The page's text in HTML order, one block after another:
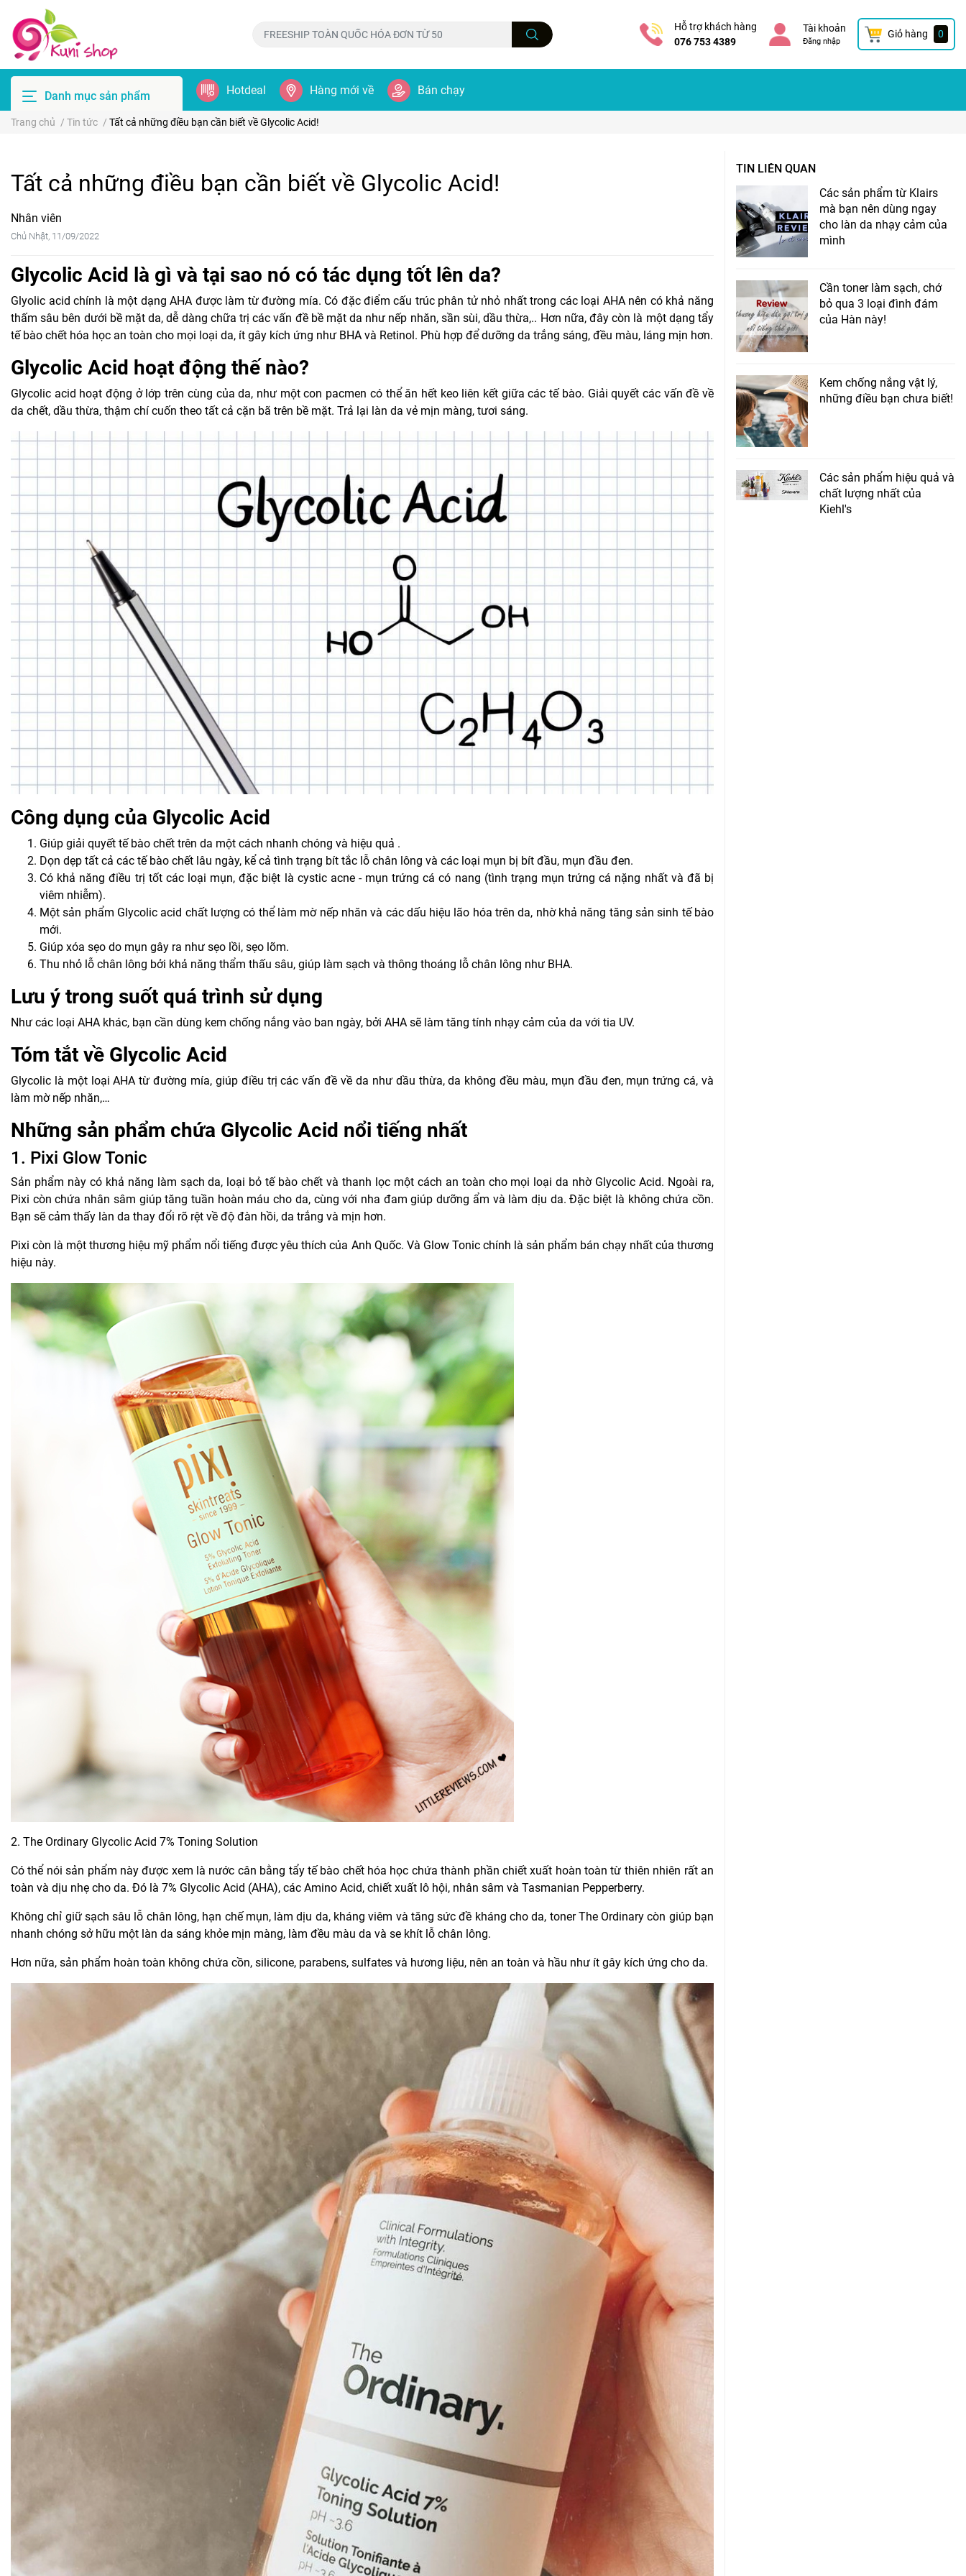
Hỗ trợ khách hàng
076 753 4389
Tài khoản
Đăng nhập
Giỏ hàng 0
Danh mục sản phẩm Hotdeal Hàng mới về Bán chạy
Trang chủ / Tin tức / Tất cả những điều bạn cần biết về Glycolic Acid!
Tất cả những điều bạn cần biết về Glycolic Acid!
Nhân viên
Chủ Nhật, 11/09/2022
Glycolic Acid là gì và tại sao nó có tác dụng tốt lên da?
Glyolic acid chính là một dạng AHA được làm từ đường mía. Có đặc điểm cấu trúc phân tử nhỏ nhất trong các loại AHA nên có khả năng
thấm sâu bên dưới bề mặt da, dễ dàng chữa trị các vấn đề bề mặt da như nếp nhăn, sần sùi, dầu thừa,.. Hơn nữa, đây còn là một dạng tẩy
tế bào chết hóa học an toàn cho mọi loại da, ít gây kích ứng như BHA và Retinol. Phù hợp để dưỡng da trắng sáng, đều màu, láng mịn hơn.
Glycolic Acid hoạt động thế nào?
Glycolic acid hoạt động ở lớp trên cùng của da, như một con pacmen có thể ăn hết keo liên kết giữa các tế bào. Giải quyết các vấn đề về
da chết, dầu thừa, thậm chí cuốn theo tất cả cặn bã trên bề mặt. Trả lại làn da vẻ mịn màng, tươi sáng.
Công dụng của Glycolic Acid
Giúp giải quyết tế bào chết trên da một cách nhanh chóng và hiệu quả .
Dọn dẹp tất cả các tế bào chết lâu ngày, kể cả tình trạng bít tắc lỗ chân lông và các loại mụn bị bít đầu, mụn đầu đen.
Có khả năng điều trị tốt các loại mụn, đặc biệt là cystic acne - mụn trứng cá có nang (tình trạng mụn trứng cá nặng nhất và đã bị
viêm nhiễm).
Một sản phẩm Glycolic acid chất lượng có thể làm mờ nếp nhăn và các dấu hiệu lão hóa trên da, nhờ khả năng tăng sản sinh tế bào
mới.
Giúp xóa sẹo do mụn gây ra như sẹo lồi, sẹo lõm.
Thu nhỏ lỗ chân lông bởi khả năng thẩm thấu sâu, giúp làm sạch và thông thoáng lỗ chân lông như BHA.
Lưu ý trong suốt quá trình sử dụng
Như các loại AHA khác, bạn cần dùng kem chống nắng vào ban ngày, bởi AHA sẽ làm tăng tính nhạy cảm của da với tia UV.
Tóm tắt về Glycolic Acid
Glycolic là một loại AHA từ đường mía, giúp điều trị các vấn đề về da như dầu thừa, da không đều màu, mụn đầu đen, mụn trứng cá, và
làm mờ nếp nhăn,…
Những sản phẩm chứa Glycolic Acid nổi tiếng nhất
1. Pixi Glow Tonic
Sản phẩm này có khả năng làm sạch da, loại bỏ tế bào chết và thanh lọc một cách an toàn cho mọi loại da nhờ Glycolic Acid. Ngoài ra,
Pixi còn chứa nhân sâm giúp tăng tuần hoàn máu cho da, cùng với nha đam giúp dưỡng ẩm và làm dịu da. Đặc biệt là không chứa cồn.
Bạn sẽ cảm thấy làn da thay đổi rõ rệt về độ đàn hồi, da trắng và mịn hơn.
Pixi còn là một thương hiệu mỹ phẩm nổi tiếng được yêu thích của Anh Quốc. Và Glow Tonic chính là sản phẩm bán chạy nhất của thương
hiệu này.
2. The Ordinary Glycolic Acid 7% Toning Solution
Có thể nói sản phẩm này được xem là nước cân bằng tẩy tế bào chết hóa học chứa thành phần chiết xuất hoàn toàn từ thiên nhiên rất an
toàn và dịu nhẹ cho da. Đó là 7% Glycolic Acid (AHA), các Amino Acid, chiết xuất lô hội, nhân sâm và Tasmanian Pepperberry.
Không chỉ giữ sạch sâu lỗ chân lông, hạn chế mụn, làm dịu da, kháng viêm và tăng sức đề kháng cho da, toner The Ordinary còn giúp bạn
nhanh chóng sở hữu một làn da sáng khỏe mịn màng, làm đều màu da và se khít lỗ chân lông.
Hơn nữa, sản phẩm hoàn toàn không chứa cồn, silicone, parabens, sulfates và hương liệu, nên an toàn và hầu như ít gây kích ứng cho da.
TIN LIÊN QUAN
Các sản phẩm từ Klairs
mà bạn nên dùng ngay
cho làn da nhạy cảm của
mình
Cần toner làm sạch, chớ
bỏ qua 3 loại đình đám
của Hàn này!
Kem chống nắng vật lý,
những điều bạn chưa biết!
Các sản phẩm hiệu quả và
chất lượng nhất của
Kiehl's